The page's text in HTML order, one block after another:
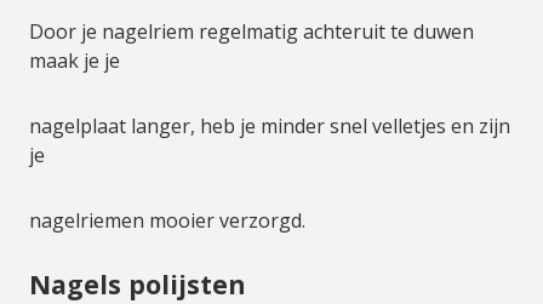
Door je nagelriem regelmatig achteruit te duwen
maak je je
nagelplaat langer, heb je minder snel velletjes en zijn
je
nagelriemen mooier verzorgd.
Nagels polijsten